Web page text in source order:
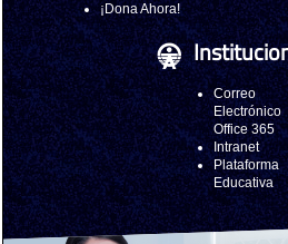
¡Dona Ahora!
Correo
Electrónico
Office 365
Intranet
Plataforma
Educativa